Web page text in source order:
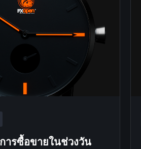
ารซื้อขายในช่วงวัน